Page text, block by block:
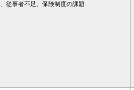
従事者不足、保険制度の課題